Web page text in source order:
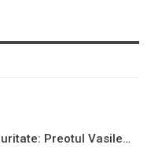
Preotul Vasile…